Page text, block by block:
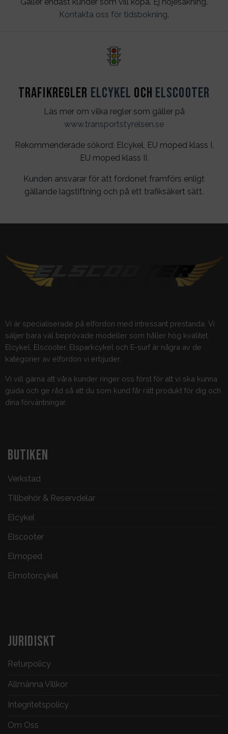
Gäller endast kunder som vill köpa. Ej nöjesåkning.
Kontakta oss för tidsbokning.
Trafikregler Elcykel och Elscooter
Läs mer om vilka regler som gäller på
www.transportstyrelsen.se
Rekommenderade sökord: Elcykel, EU moped klass I,
EU moped klass II.
Kunden ansvarar för att fordonet framförs enligt
gällande lagstiftning och på ett trafiksäkert sätt.
Vi är specialiserade på elfordon med intressant prestanda. Vi
säljer bara väl beprövade modeller som håller hög kvalitet.
Elcykel, Elscooter, Elsparkcykel och E-surf är några av de
kategorier av elfordon vi erbjuder.
Vi vill gärna att våra kunder ringer oss först för att vi ska kunna
guida och ge råd så att du som kund får rätt produkt för dig och
dina förväntningar.
BUTIKEN
Verkstad
Tillbehör & Reservdelar
Elcykel
Elscooter
Elmoped
Elmotorcykel
JURIDISKT
Returpolicy
Allmänna Villkor
Integritetspolicy
Om Oss